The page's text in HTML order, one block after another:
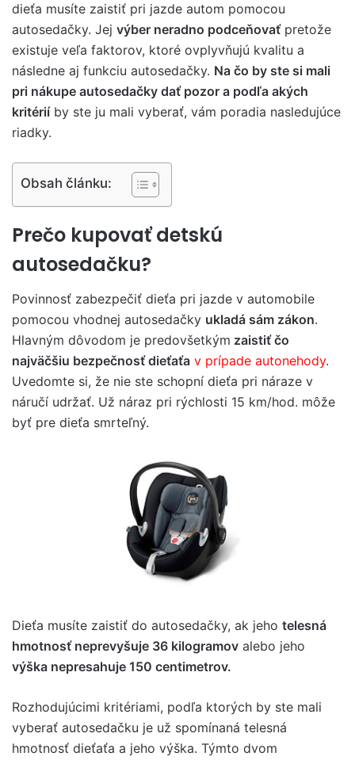
dieťa musíte zaistiť pri jazde autom pomocou
autosedačky. Jej výber neradno podceňovaťpretože
existuje veľa faktorov, ktoré ovplyvňujú kvalitu a
následne aj funkciu autosedačky. Na čo by ste si mali
pri nákupe autosedačky dať pozor a podľa akých
kritériíby ste ju mali vyberať, vám poradia nasledujúce
riadky.
Obsah článku:
Prečo kupovať detskú
autosedačku?
Povinnosť zabezpečiť dieťa pri jazde v automobile
pomocou vhodnej autosedačky ukladá sám zákon.
Hlavným dôvodom je predovšetkým zaistiť čo
najväčšiu bezpečnosť dieťaťa v prípade autonehody.
Uvedomte si, že nie ste schopní dieťa pri náraze v
náručí udržať. Už náraz pri rýchlosti 15 km/hod. môže
byť pre dieťa smrteľný.
Dieťa musíte zaistiť do autosedačky, ak jeho telesná
hmotnosť neprevyšuje 36 kilogramov alebo jeho
výška nepresahuje 150 centimetrov.
Rozhodujúcimi kritériami, podľa ktorých by ste mali
vyberať autosedačku je už spomínaná telesná
hmotnosť dieťaťa a jeho výška. Týmto dvom